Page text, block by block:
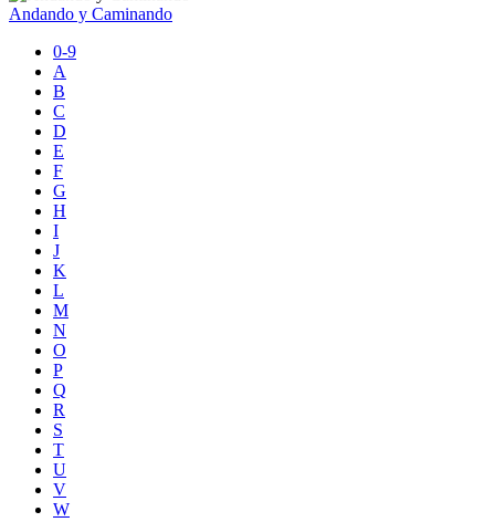
Andando y Caminando
0-9
A
B
C
D
E
F
G
H
I
J
K
L
M
N
O
P
Q
R
S
T
U
V
W